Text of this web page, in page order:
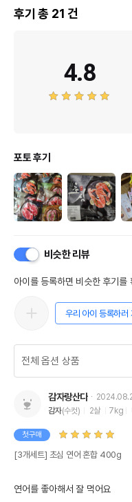
후기 총 21 건
4.8
포토 후기
비슷한 리뷰
아이를 등록하면 비슷한 후기를
우리 아이 등록하러
감자랑산다
감자(수컷) 2살 7kg
첫구매
[3개세트] 초심 연어 혼합 400g
연어를 좋아해서 잘 먹어요